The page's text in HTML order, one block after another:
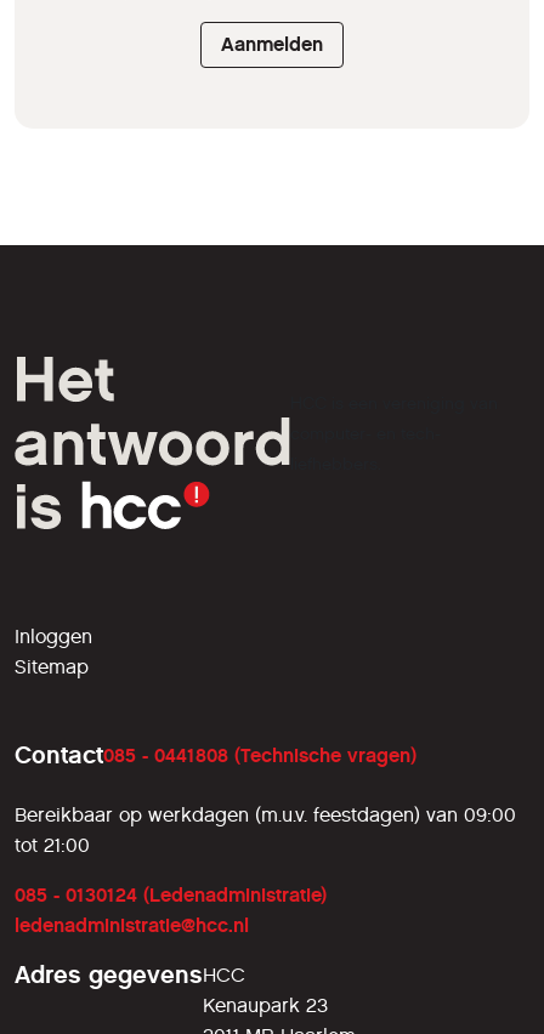
Aanmelden
liefhebbers.
Inloggen
Sitemap
Contact085 - 0441808 (Technische vragen)
Bereikbaar op werkdagen (m.u.v. feestdagen) van 09:00
tot 21:00
085 - 0130124 (Ledenadministratie)
ledenadministratie@hcc.nl
Adres gegevensHCC
Kenaupark 23